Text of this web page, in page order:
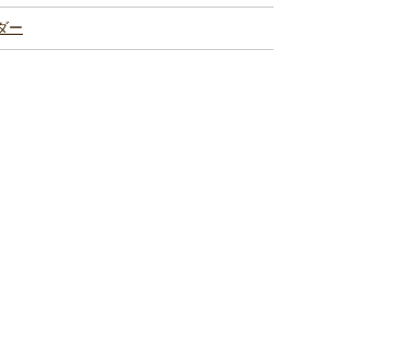
ー